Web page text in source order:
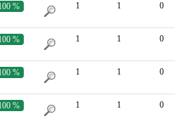
% 1 1 0
% 1 1 0
% 1 1 0
% 1 1 0